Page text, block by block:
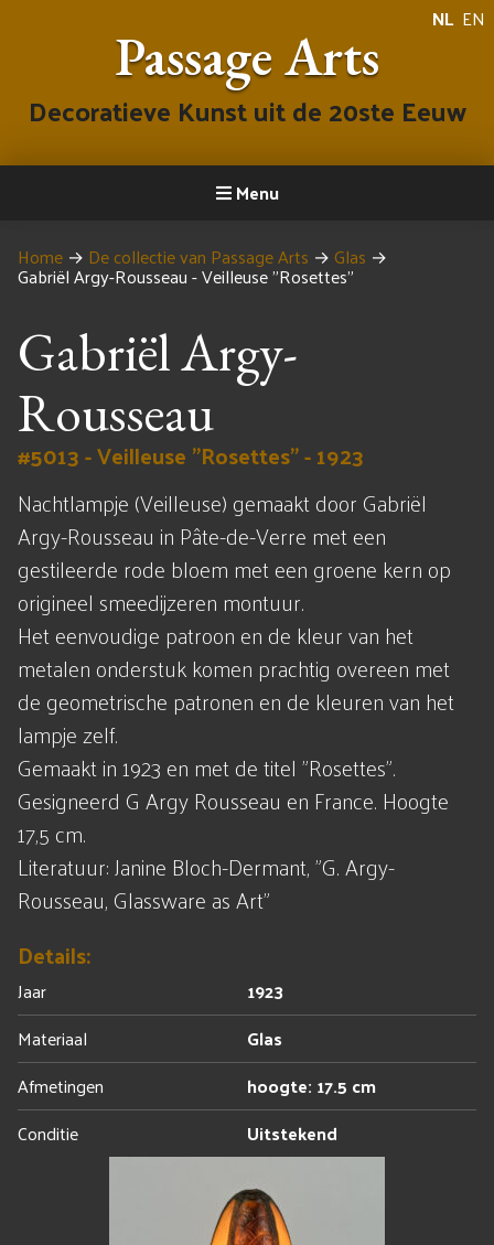
NL EN
Passage Arts
Decoratieve Kunst uit de 20ste Eeuw
Menu
Home → De collectie van Passage Arts → Glas →
Gabriël Argy-Rousseau - Veilleuse "Rosettes"
Gabriël Argy-
Rousseau
#5013 - Veilleuse "Rosettes" - 1923
Nachtlampje (Veilleuse) gemaakt door Gabriël
Argy-Rousseau in Pâte-de-Verre met een
gestileerde rode bloem met een groene kern op
origineel smeedijzeren montuur.
Het eenvoudige patroon en de kleur van het
metalen onderstuk komen prachtig overeen met
de geometrische patronen en de kleuren van het
lampje zelf.
Gemaakt in 1923 en met de titel "Rosettes".
Gesigneerd G Argy Rousseau en France. Hoogte
17,5 cm.
Literatuur: Janine Bloch-Dermant, "G. Argy-
Rousseau, Glassware as Art"
Details:
Jaar
1923
Materiaal
Glas
Afmetingen
hoogte: 17.5 cm
Conditie
Uitstekend